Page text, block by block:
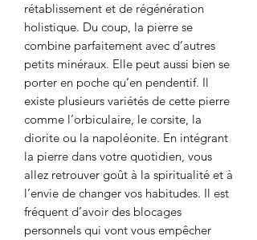
rétablissement et de régénération
holistique. Du coup, la pierre se
combine parfaitement avec d’autres
petits minéraux. Elle peut aussi bien se
porter en poche qu’en pendentif. Il
existe plusieurs variétés de cette pierre
comme l’orbiculaire, le corsite, la
diorite ou la napoléonite. En intégrant
la pierre dans votre quotidien, vous
allez retrouver goût à la spiritualité et à
l’envie de changer vos habitudes. Il est
fréquent d’avoir des blocages
personnels qui vont vous empêcher